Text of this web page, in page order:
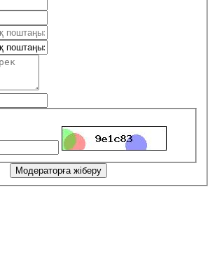
Модераторға жіберу